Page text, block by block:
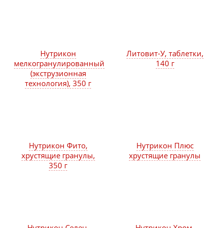
Литовит-У, таблетки,
140 г
Нутрикон
мелкогранулированный
(экструзионная
технология), 350 г
Нутрикон Фито,
хрустящие гранулы,
350 г
Нутрикон Плюс
хрустящие гранулы